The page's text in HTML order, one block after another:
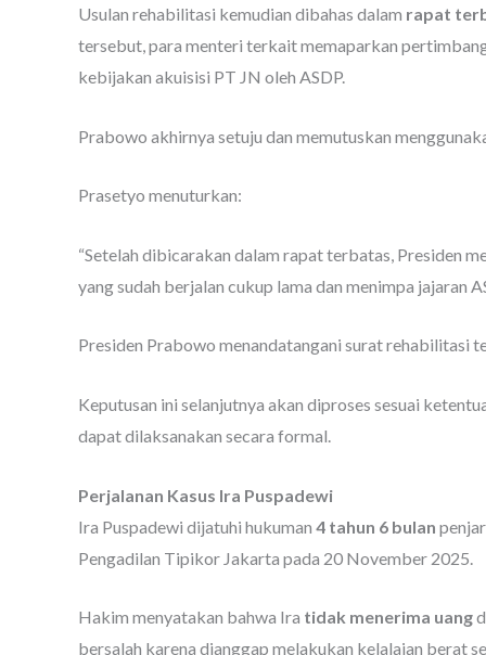
Usulan rehabilitasi kemudian dibahas dalam rapat
tersebut, para menteri terkait memaparkan
kebijakan akuisisi PT JN oleh ASDP.
Prabowo akhirnya setuju dan memutuskan
Prasetyo menuturkan:
“Setelah dibicarakan dalam rapat terbatas, Presiden
yang sudah berjalan cukup lama dan menimpa jajaran
Presiden Prabowo menandatangani surat rehabilitasi
Keputusan ini selanjutnya akan diproses sesuai
dapat dilaksanakan secara formal.
Perjalanan Kasus Ira Puspadewi
Ira Puspadewi dijatuhi hukuman 4 tahun 6 bulan
Pengadilan Tipikor Jakarta pada 20 November 2025.
Hakim menyatakan bahwa Ira tidak menerima uang
bersalah karena dianggap melakukan kelalaian berat